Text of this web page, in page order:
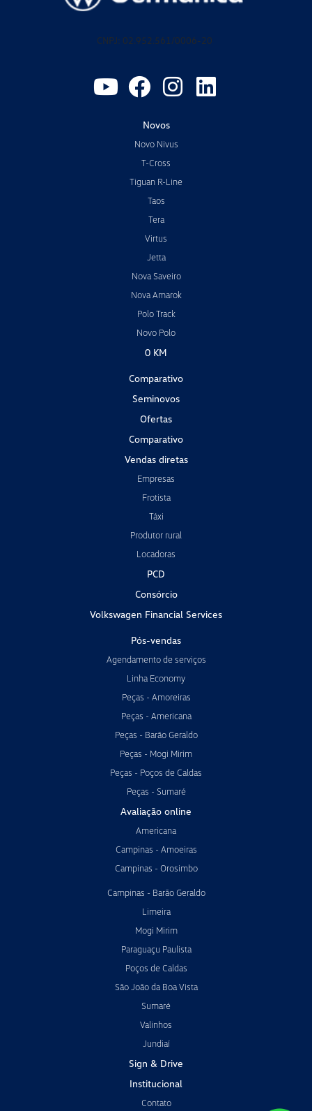
CNPJ: 02.952.561/0006-20
Novos
Novo Nivus
T-Cross
Tiguan R-Line
Taos
Tera
Virtus
Jetta
Nova Saveiro
Nova Amarok
Polo Track
Novo Polo
0 KM
Comparativo
Seminovos
Ofertas
Comparativo
Vendas diretas
Empresas
Frotista
Táxi
Produtor rural
Locadoras
PCD
Consórcio
Volkswagen Financial Services
Pós-vendas
Agendamento de serviços
Linha Economy
Peças - Amoreiras
Peças - Americana
Peças - Barão Geraldo
Peças - Mogi Mirim
Peças - Poços de Caldas
Peças - Sumaré
Avaliação online
Americana
Campinas - Amoeiras
Campinas - Orosimbo
Campinas - Barão Geraldo
Limeira
Mogi Mirim
Paraguaçu Paulista
Poços de Caldas
São João da Boa Vista
Sumaré
Valinhos
Jundiaí
Sign & Drive
Institucional
Contato